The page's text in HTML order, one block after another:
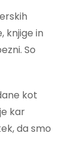
knjige in
So
kot
kar
da smo